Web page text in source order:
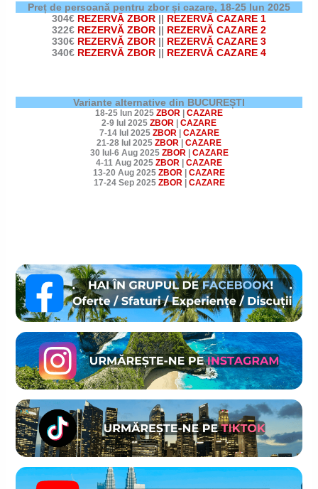
Preț de persoană pentru zbor și cazare, 18-25 Iun 2025
304€ REZERVĂ ZBOR || REZERVĂ CAZARE 1
322€ REZERVĂ ZBOR || REZERVĂ CAZARE 2
330€ REZERVĂ ZBOR || REZERVĂ CAZARE 3
340€ REZERVĂ ZBOR || REZERVĂ CAZARE 4
Variante alternative din BUCUREȘTI
18-25 Iun 2025 ZBOR | CAZARE
2-9 Iul 2025 ZBOR | CAZARE
7-14 Iul 2025 ZBOR | CAZARE
21-28 Iul 2025 ZBOR | CAZARE
30 Iul-6 Aug 2025 ZBOR | CAZARE
4-11 Aug 2025 ZBOR | CAZARE
13-20 Aug 2025 ZBOR | CAZARE
17-24 Sep 2025 ZBOR | CAZARE